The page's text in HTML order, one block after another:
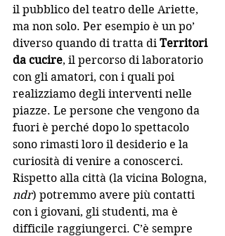
il pubblico del teatro delle Ariette,
ma non solo. Per esempio è un po’
diverso quando di tratta di Territori
da cucire, il percorso di laboratorio
con gli amatori, con i quali poi
realizziamo degli interventi nelle
piazze. Le persone che vengono da
fuori è perché dopo lo spettacolo
sono rimasti loro il desiderio e la
curiosità di venire a conoscerci.
Rispetto alla città (la vicina Bologna,
ndr) potremmo avere più contatti
con i giovani, gli studenti, ma è
difficile raggiungerci. C’è sempre